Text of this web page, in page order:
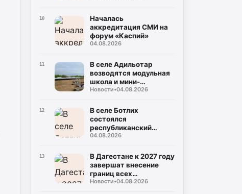
10
Началась
аккредитация СМИ на
форум «Каспий»
04.08.2026
11
В селе Адильотар
возводятся модульная
школа и мини-
футбольное поле
Новости•04.08.2026
12
В селе Ботлих
состоялся
республиканский
фестиваль самобытной
бурка»
04.08.2026
13
В Дагестане к 2027 году
завершат внесение
границ всех
муниципалитетов в
Новости•04.08.2026